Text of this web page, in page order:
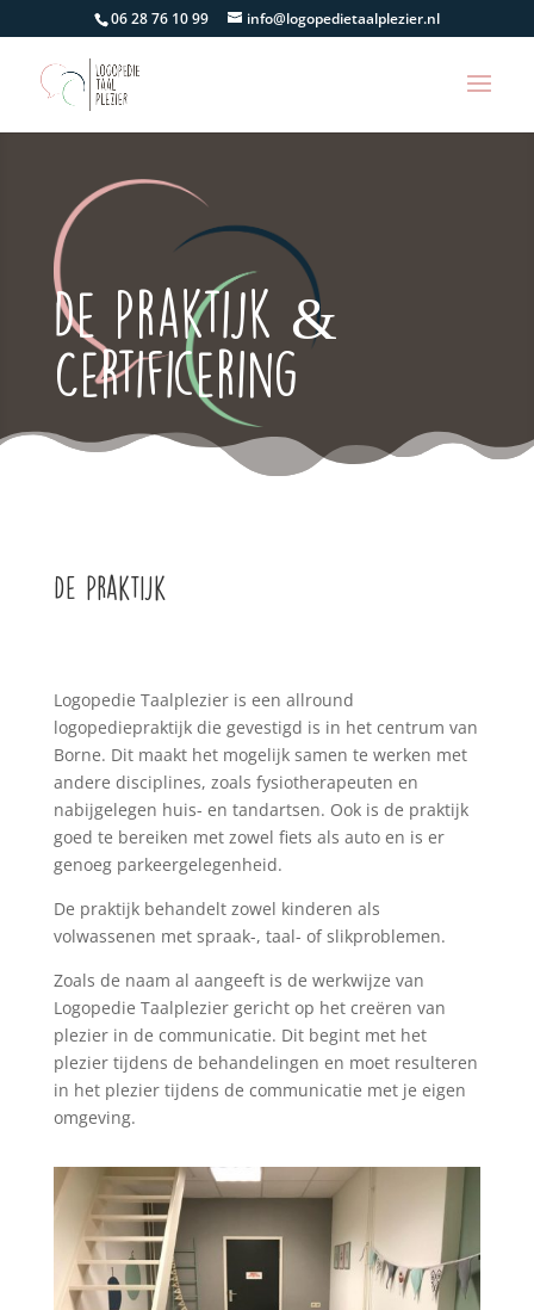
06 28 76 10 99 info@logopedietaalplezier.nl
De Praktijk &
Certificering
De Praktijk
Logopedie Taalplezier is een allround
logopediepraktijk die gevestigd is in het centrum van
Borne. Dit maakt het mogelijk samen te werken met
andere disciplines, zoals fysiotherapeuten en
nabijgelegen huis- en tandartsen. Ook is de praktijk
goed te bereiken met zowel fiets als auto en is er
genoeg parkeergelegenheid.
De praktijk behandelt zowel kinderen als
volwassenen met spraak-, taal- of slikproblemen.
Zoals de naam al aangeeft is de werkwijze van
Logopedie Taalplezier gericht op het creëren van
plezier in de communicatie. Dit begint met het
plezier tijdens de behandelingen en moet resulteren
in het plezier tijdens de communicatie met je eigen
omgeving.